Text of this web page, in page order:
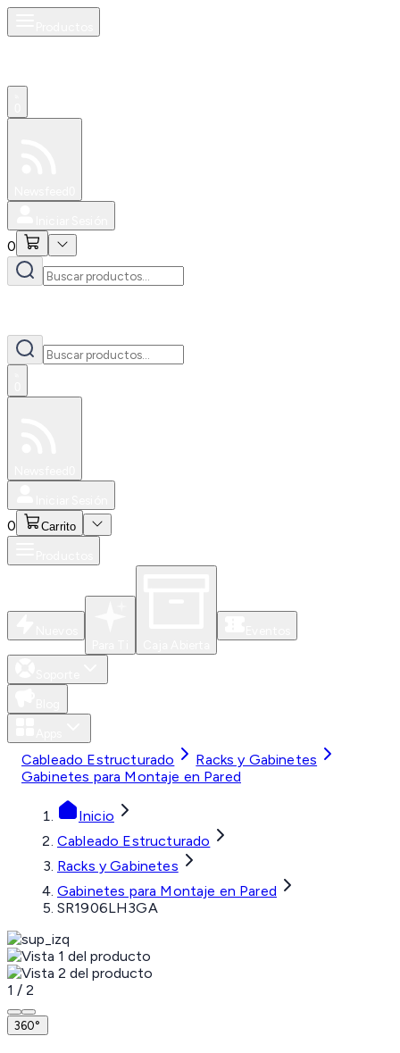
0
0 Carrito
Cableado Estructurado
Racks y Gabinetes
Gabinetes para Montaje en Pared
Inicio
Cableado Estructurado
Racks y Gabinetes
Gabinetes para Montaje en Pared
SR1906LH3GA
1 / 2
360°